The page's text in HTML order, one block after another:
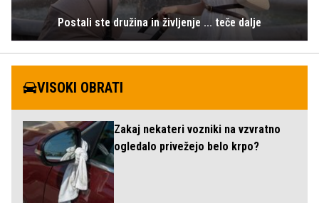
Postali ste družina in življenje ... teče dalje
VISOKI OBRATI
Zakaj nekateri vozniki na vzvratno
ogledalo privežejo belo krpo?